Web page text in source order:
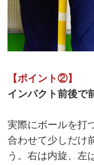
【ポイント②】
インパクト前後で
実際にボールを打
合わせて少しだけ
う。右は内旋、左